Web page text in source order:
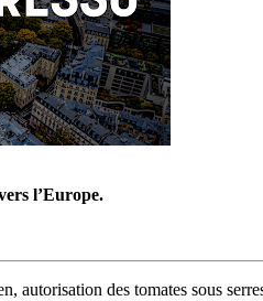
l’Europe.
autorisation des tomates sous